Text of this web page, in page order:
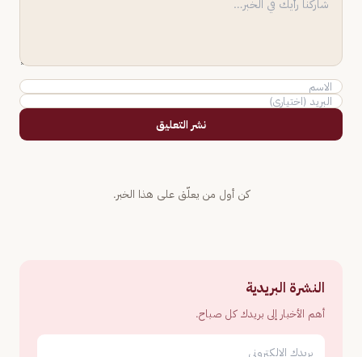
نشر التعليق
كن أول من يعلّق على هذا الخبر.
النشرة البريدية
أهم الأخبار إلى بريدك كل صباح.